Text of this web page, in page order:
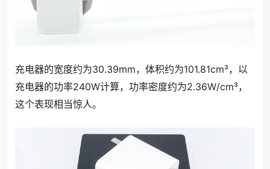
充电器的宽度约为30.39mm，体积约为101.81cm³，以
充电器的功率240W计算，功率密度约为2.36W/cm³，
这个表现相当惊人。